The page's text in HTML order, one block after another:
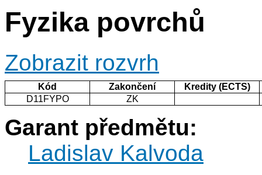
Fyzika povrchů
Zobrazit rozvrh
Kód Zakončení
Kredity (ECTS)
D11FYPO
ZK
Garant předmětu:
Ladislav Kalvoda